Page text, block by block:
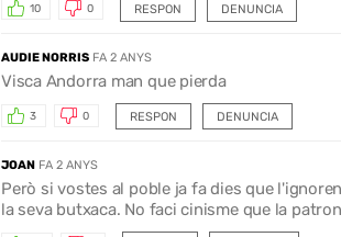
RESPON
10 0 DENUNCIA
AUDIE NORRIS FA 2 ANYS
Visca Andorra man que pierda
RESPON
3 0 DENUNCIA
JOAN FA 2 ANYS
Però si vostes al poble ja fa dies que
la seva butxaca. No faci cinisme que la